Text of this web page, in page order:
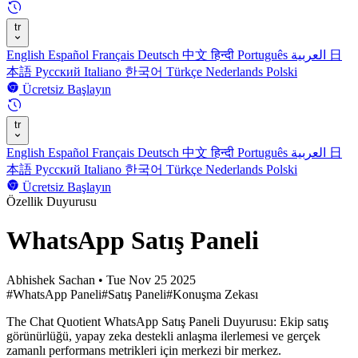
tr
English Español Français Deutsch 中文हिन्दी Português
日
本語 Русский Italiano 한국어 Türkçe Nederlands Polski
Ücretsiz Başlayın
tr
English Español Français Deutsch 中文हिन्दी Português
日
本語 Русский Italiano 한국어 Türkçe Nederlands Polski
Ücretsiz Başlayın
Özellik Duyurusu
WhatsApp Satış Paneli
Abhishek Sachan • Tue Nov 25 2025
#WhatsApp Paneli#Satış Paneli#Konuşma Zekası
The Chat Quotient WhatsApp Satış Paneli Duyurusu: Ekip satış
görünürlüğü, yapay zeka destekli anlaşma ilerlemesi ve gerçek
zamanlı performans metrikleri için merkezi bir merkez.